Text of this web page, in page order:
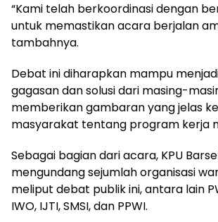
“Kami telah berkoordinasi dengan
untuk memastikan acara berjalan
tambahnya.
Debat ini diharapkan mampu
gagasan dan solusi dari masing-
memberikan gambaran yang jelas
masyarakat tentang program kerja
Sebagai bagian dari acara, KPU
mengundang sejumlah organisasi
meliput debat publik ini, antara lain
IWO, IJTI, SMSI, dan PPWI.